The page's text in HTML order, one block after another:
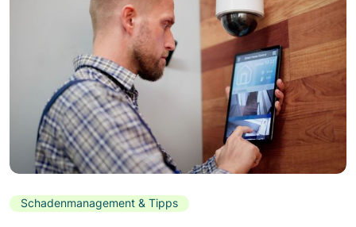
Schadenmanagement & Tipps